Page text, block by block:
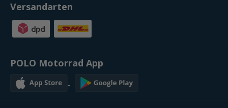
Versandarten
POLO Motorrad App